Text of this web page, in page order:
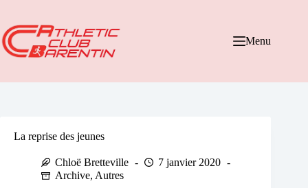
contenu
Menu
La reprise des jeunes
Chloë Bretteville
7 janvier 2020
Archive, Autres